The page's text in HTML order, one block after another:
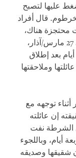
عليها لتصبح
قال أفراد
محتجزة هناك،
لكن الشرطة أنكرت وجودها. اُفرج عنها في 27 مارس/آذار،
بعد إطلاق
وملاحقتها
في 14 مارس/آذار أثناء توجهه مع
إن عائلته
الشرطة نفت
أيام، وباللجوء
شقيقها وصديقه